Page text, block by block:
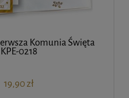
Komunia Święta
KPE-0218
19,90 zł